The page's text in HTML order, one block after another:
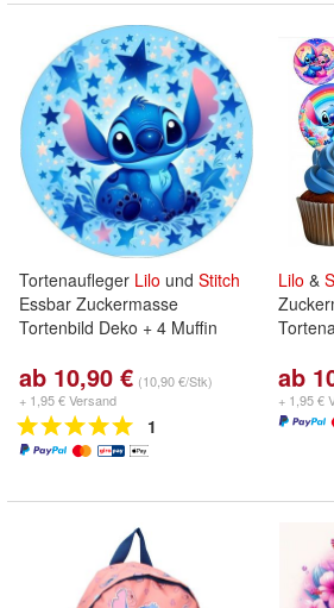
Tortenaufleger Lilo und Stitch
Essbar Zuckermasse
Tortenbild Deko + 4 Muffin
ab 10,90 € (10,90 €/Stk)
+ 1,95 € Versand
1
Lilo &
ab
+ 1,95 €